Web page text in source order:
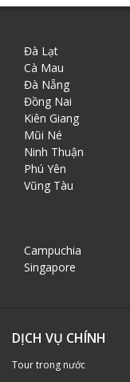
Đà Lạt
Cà Mau
Đà Nẵng
Đồng Nai
Kiên Giang
Mũi Né
Ninh Thuận
Phú Yên
Vũng Tàu
Campuchia
Singapore
DỊCH VỤ CHÍNH
Tour trong nước